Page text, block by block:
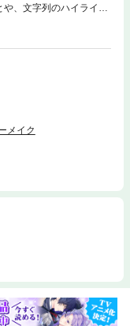
、文字列のハイライ
ません。大人の女性に
ねるにつれて、ついネ
に引きずられて、不幸
まいがちです。つま
力も上がるというこ
、気がつけば驚くほど
人で、ガーリーを目指
本です。TAKAKO流大
colorful 色の組み合わ
ャルケアの両刀使い３
、好きなところから読
、さまざまなメイクで
メイク